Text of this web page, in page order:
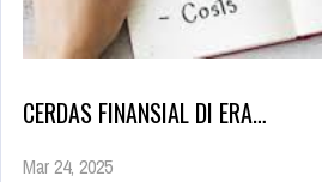
CERDAS FINANSIAL DI ERA…
Mar 24, 2025